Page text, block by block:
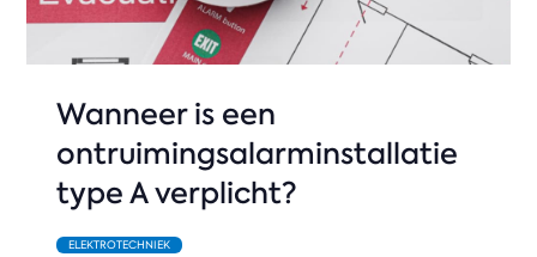
Wanneer is een
ontruimingsalarminstallatie
type A verplicht?
ELEKTROTECHNIEK